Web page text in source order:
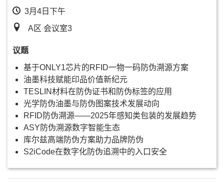
3月4日下午
A区 会议室3
议题
基于ONLY1芯片的RFID一物一码防伪溯源方案
油墨科技赋能印品价值新纪元
TESLIN材料在防伪证书和防伪标签的应用
光学防伪油墨与防伪图案技术发展动向
RFID防伪溯源——2025年感知类包装的发展趋势
ASY防伪溯源数字智能生态
库尔兹高端防伪方案助力品牌防伪
S2iCode在数字化防伪追溯中的入口安全